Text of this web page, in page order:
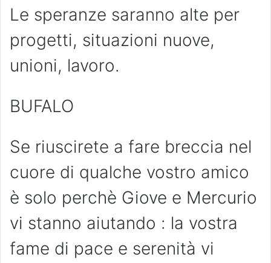
Le speranze saranno alte per
progetti, situazioni nuove,
unioni, lavoro.
BUFALO
Se riuscirete a fare breccia nel
cuore di qualche vostro amico
è solo perchè Giove e Mercurio
vi stanno aiutando : la vostra
fame di pace e serenità vi